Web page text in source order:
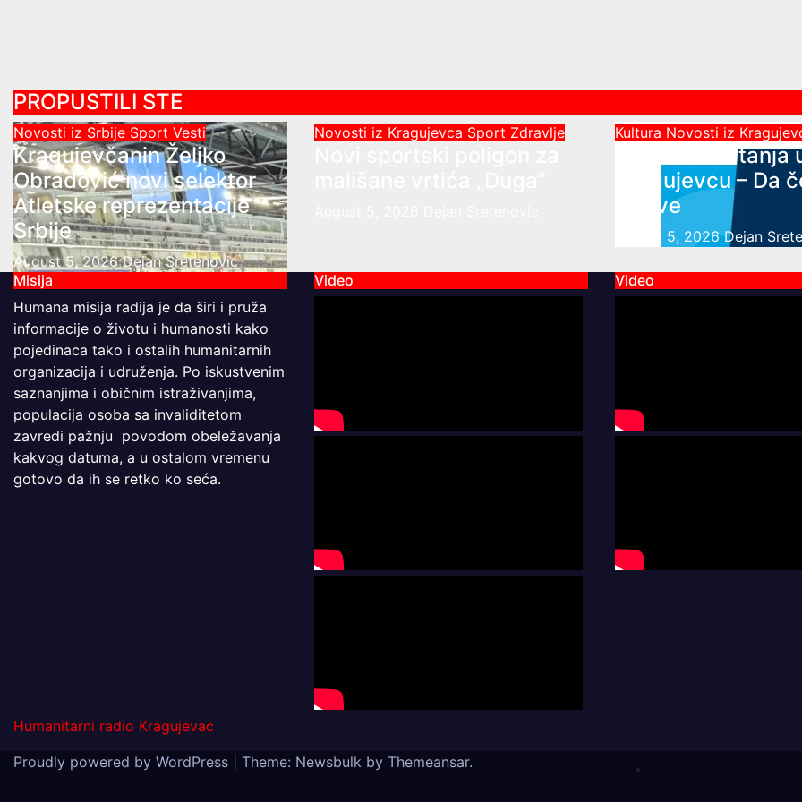
PROPUSTILI STE
Novosti iz Srbije Sport Vesti
Kragujevčanin Željko
Obradović novi selektor
Atletske reprezentacije
Srbije
August 5, 2026Dejan Sretenovic
Novosti iz Kragujevca Sport Zdravlje Kultura Novosti iz
Javni čas crtanja
Kragujevcu – Da
zažive
August 5, 2026Dejan
Misija
Humana misija radija je da širi i pruža
informacije o životu i humanosti kako
pojedinaca tako i ostalih humanitarnih
organizacija i udruženja. Po iskustvenim
saznanjima i običnim istraživanjima,
populacija osoba sa invaliditetom
zavredi pažnju povodom obeležavanja
kakvog datuma, a u ostalom vremenu
gotovo da ih se retko ko seća.
Video Video
Humanitarni radio Kragujevac
Proudly powered by WordPress
Theme: Newsbulk by Themeansar.